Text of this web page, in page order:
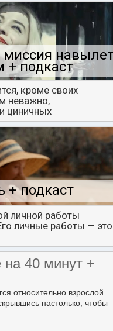
миссия
+ подкаст
кроме своих
неважно,
циничных
+ подкаст
личной работы
личные работы — это
40 минут +
относительно взрослой
настолько, чтобы